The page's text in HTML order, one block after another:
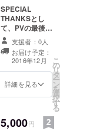
SPECIAL
THANKSとし
て、PVの最後に
クレジットを載
せさせて頂きま
す。
支援者：0人
お届け予定：
2016年12月
詳細を見る
こ
の
リ
タ
ー
ン
を
選
択
す
る
5,000円